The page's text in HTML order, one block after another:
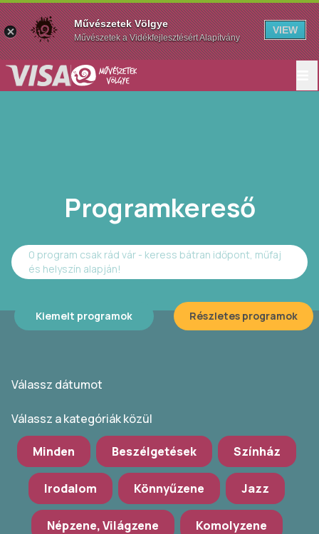
Programkereső
0 program csak rád vár - keress bátran időpont, műfaj
és helyszín alapján!
Kiemelt programok Részletes programok
Válassz dátumot
Válassz a kategóriák közül
Minden Beszélgetések Színház
Irodalom Könnyűzene Jazz
Népzene, Világzene Komolyzene
Művészetek Völgye
Művészetek a Vidékfejlesztésért Alapítvány
VIEW